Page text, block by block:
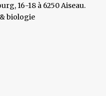
16-18 à 6250 Aiseau.
biologie